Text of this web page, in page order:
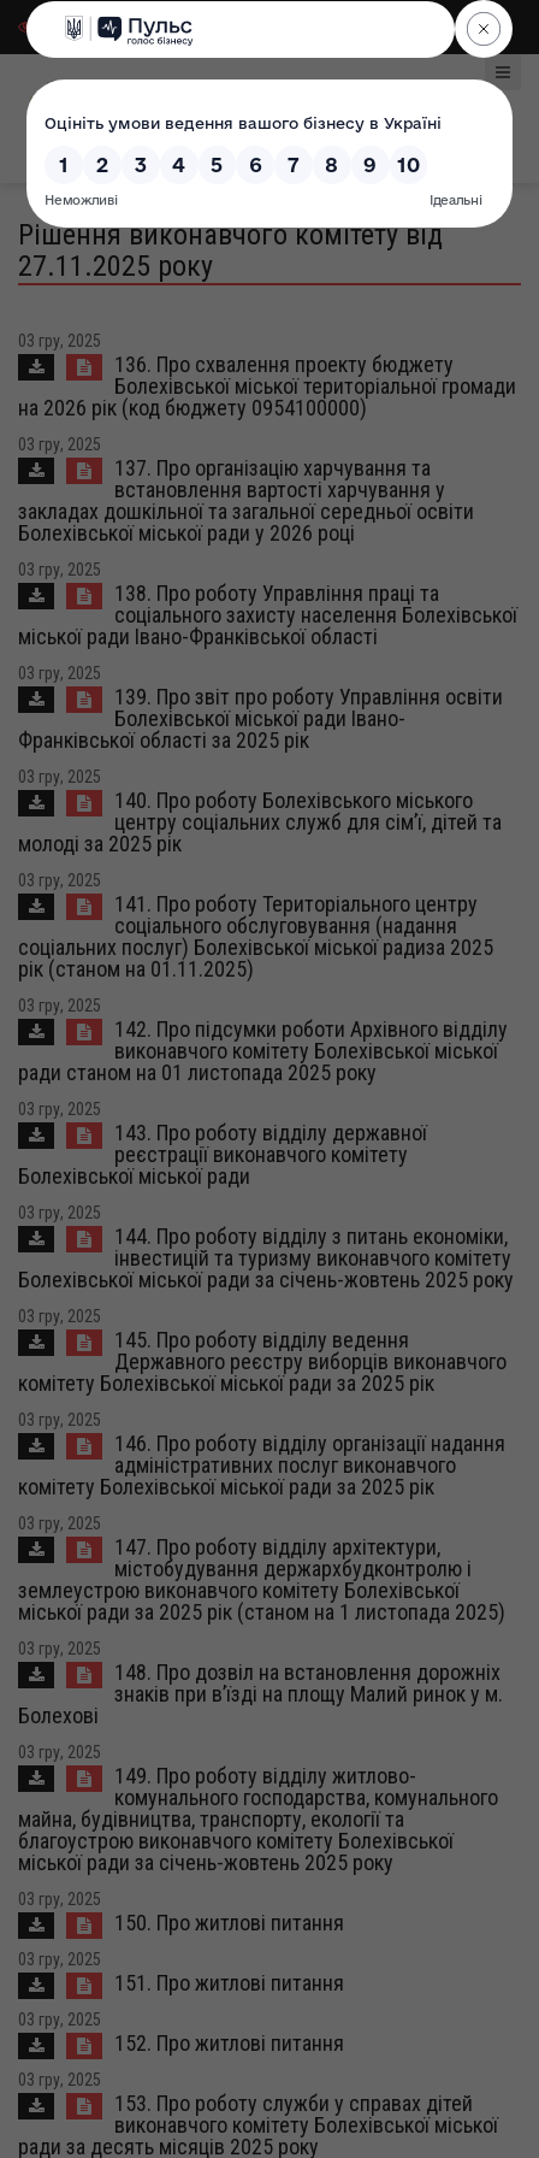
Для слабозорих|
Рішення виконавчого комітету від
27.11.2025 року
03 гру, 2025
136. Про схвалення проекту бюджету
Болехівської міської територіальної громади
на 2026 рік (код бюджету 0954100000)
03 гру, 2025
137. Про організацію харчування та
встановлення вартості харчування у
закладах дошкільної та загальної середньої освіти
Болехівської міської ради у 2026 році
03 гру, 2025
138. Про роботу Управління праці та
соціального захисту населення Болехівської
міської ради Івано-Франківської області
03 гру, 2025
139. Про звіт про роботу Управління освіти
Болехівської міської ради Івано-
Франківської області за 2025 рік
03 гру, 2025
140. Про роботу Болехівського міського
центру соціальних служб для сім’ї, дітей та
молоді за 2025 рік
03 гру, 2025
141. Про роботу Територіального центру
соціального обслуговування (надання
соціальних послуг) Болехівської міської радиза 2025
рік (станом на 01.11.2025)
03 гру, 2025
142. Про підсумки роботи Архівного відділу
виконавчого комітету Болехівської міської
ради станом на 01 листопада 2025 року
03 гру, 2025
143. Про роботу відділу державної
реєстрації виконавчого комітету
Болехівської міської ради
03 гру, 2025
144. Про роботу відділу з питань економіки,
інвестицій та туризму виконавчого комітету
Болехівської міської ради за січень-жовтень 2025 року
03 гру, 2025
145. Про роботу відділу ведення
Державного реєстру виборців виконавчого
комітету Болехівської міської ради за 2025 рік
03 гру, 2025
146. Про роботу відділу організації надання
адміністративних послуг виконавчого
комітету Болехівської міської ради за 2025 рік
03 гру, 2025
147. Про роботу відділу архітектури,
містобудування держархбудконтролю і
землеустрою виконавчого комітету Болехівської
міської ради за 2025 рік (станом на 1 листопада 2025)
03 гру, 2025
148. Про дозвіл на встановлення дорожніх
знаків при в’їзді на площу Малий ринок у м.
Болехові
03 гру, 2025
149. Про роботу відділу житлово-
комунального господарства, комунального
майна, будівництва, транспорту, екології та
благоустрою виконавчого комітету Болехівської
міської ради за січень-жовтень 2025 року
03 гру, 2025
150. Про житлові питання
03 гру, 2025
151. Про житлові питання
03 гру, 2025
152. Про житлові питання
03 гру, 2025
153. Про роботу служби у справах дітей
виконавчого комітету Болехівської міської
ради за десять місяців 2025 року